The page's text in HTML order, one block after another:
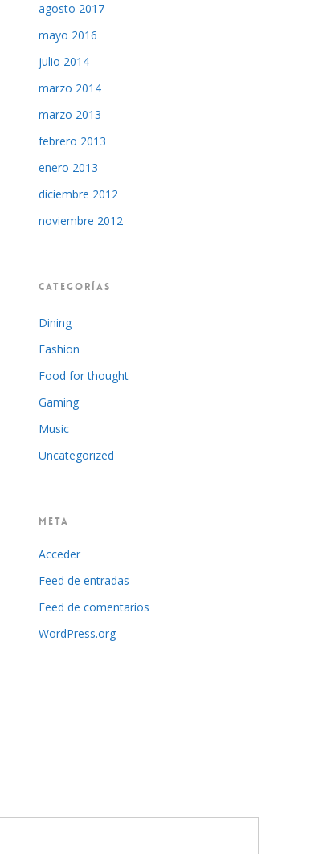
agosto 2017
mayo 2016
julio 2014
marzo 2014
marzo 2013
febrero 2013
enero 2013
diciembre 2012
noviembre 2012
CATEGORÍAS
Dining
Fashion
Food for thought
Gaming
Music
Uncategorized
META
Acceder
Feed de entradas
Feed de comentarios
WordPress.org